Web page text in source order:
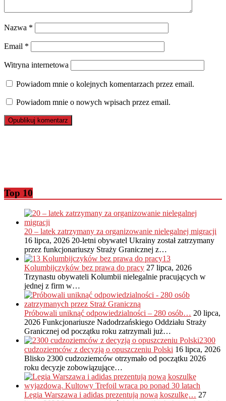
Nazwa *
Email *
Witryna internetowa
Powiadom mnie o kolejnych komentarzach przez email.
Powiadom mnie o nowych wpisach przez email.
Top 10
20 – latek zatrzymany za organizowanie nielegalnej migracji
16 lipca, 2026 20-letni obywatel Ukrainy został zatrzymany
przez funkcjonariuszy Straży Granicznej z…
13
Kolumbijczyków bez prawa do pracy 27 lipca, 2026
Trzynastu obywateli Kolumbii nielegalnie pracujących w
jednej z firm w…
Próbowali uniknąć odpowiedzialności – 280 osób… 20 lipca,
2026 Funkcjonariusze Nadodrzańskiego Oddziału Straży
Granicznej od początku roku zatrzymali już…
2300
cudzoziemców z decyzją o opuszczeniu Polski 16 lipca, 2026
Blisko 2300 cudzoziemców otrzymało od początku 2026
roku decyzje zobowiązujące…
Legia Warszawa i adidas prezentują nową koszulkę… 27